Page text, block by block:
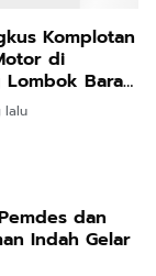
Komplotan
di
Barat,
Utama
lalu
dan
Indah Gelar